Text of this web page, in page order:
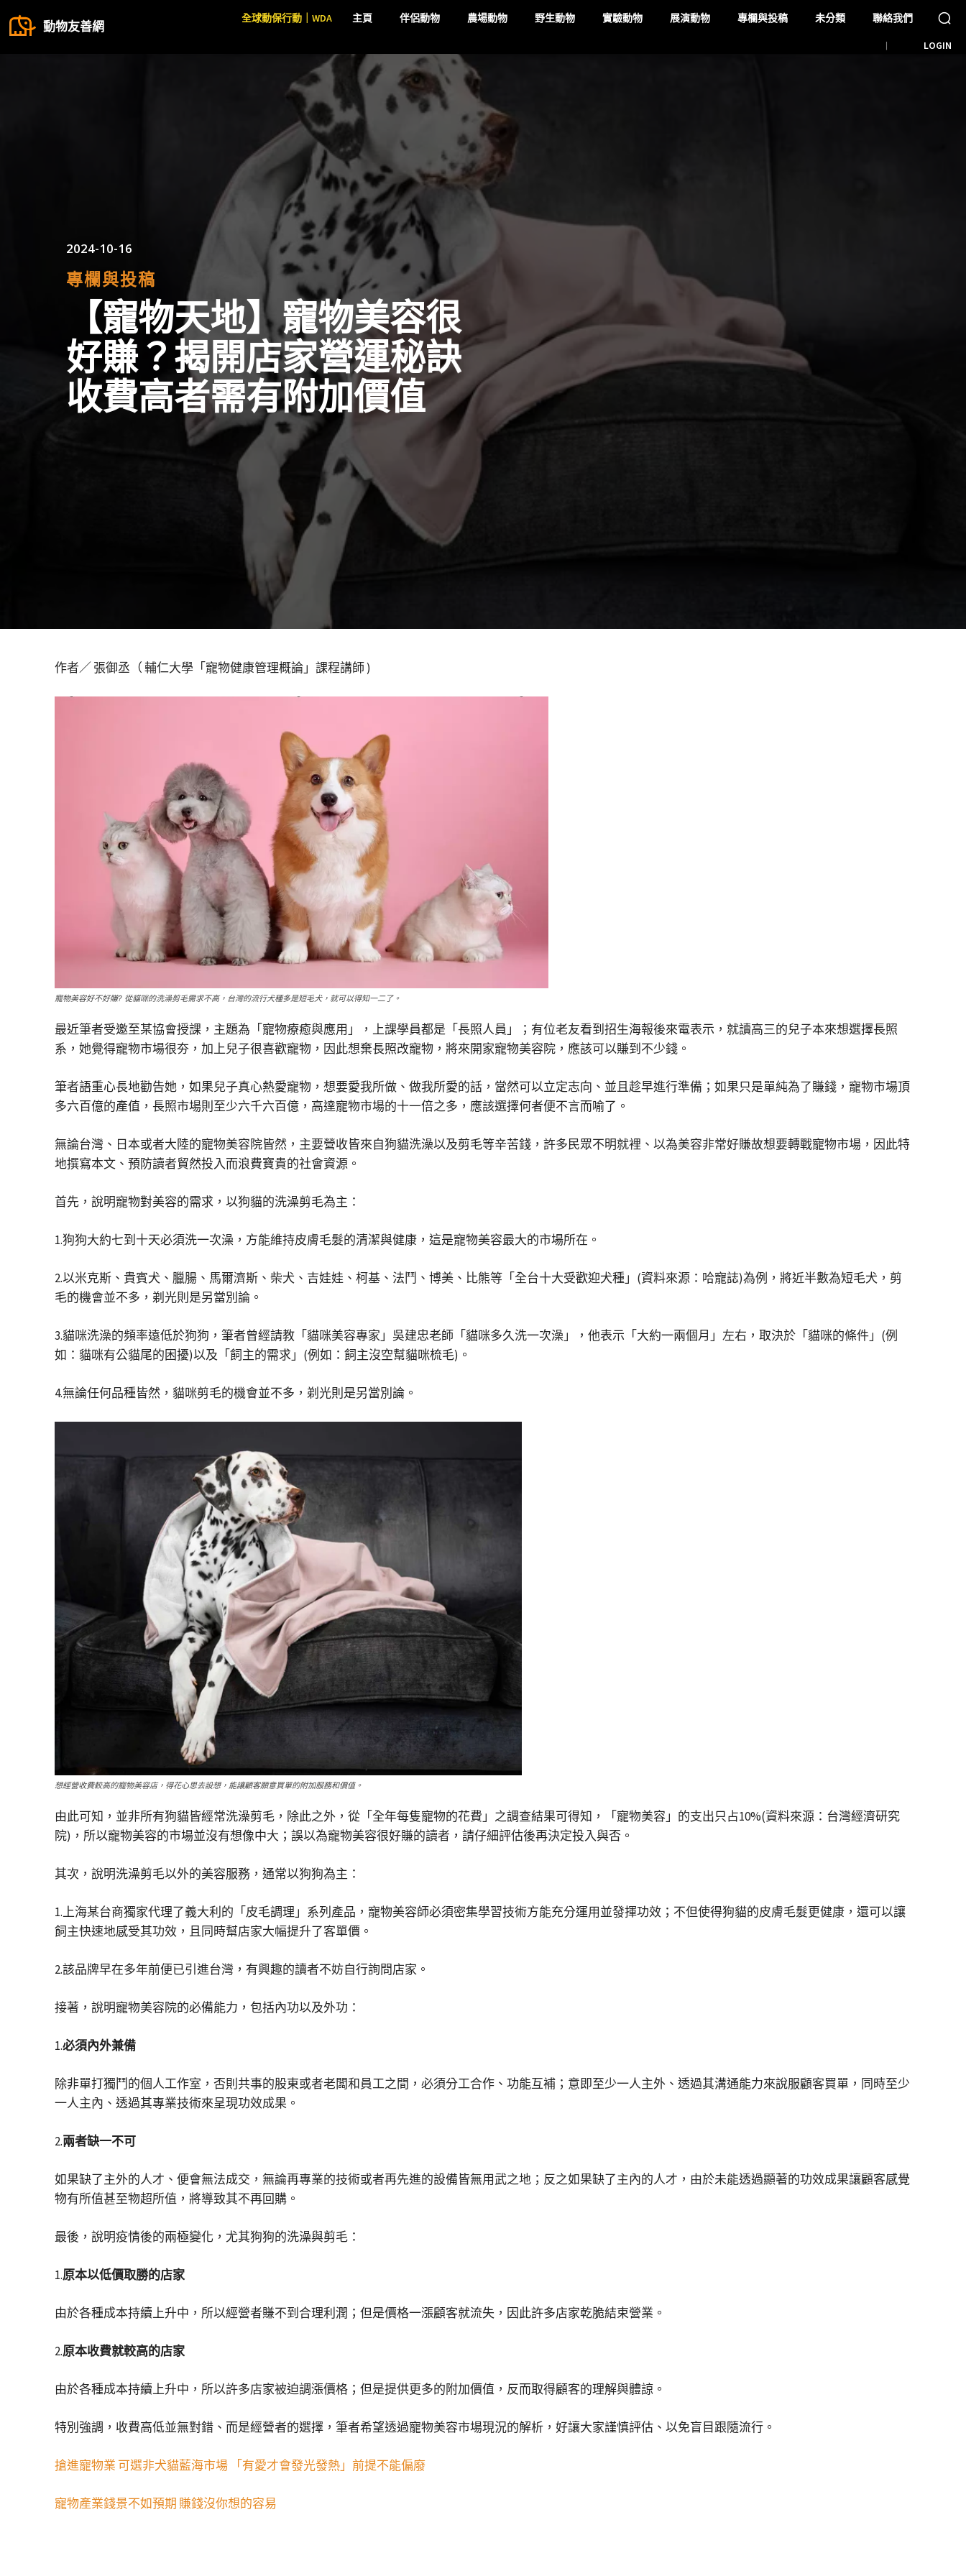
動物友善網
全球動保行動｜WDA 主頁 伴侶動物 農場動物 野生動物 實驗動物 展演動物 專欄與投稿 未分類 聯絡我們
LOGIN
2024-10-16
專欄與投稿
【寵物天地】寵物美容很
好賺？揭開店家營運秘訣
收費高者需有附加價值
作者／ 張御丞（ 輔仁大學「寵物健康管理概論」課程講師 )
寵物美容好不好賺? 從貓咪的洗澡剪毛需求不高，台灣的流行犬種多是短毛犬，就可以得知一二了。
最近筆者受邀至某協會授課，主題為「寵物療癒與應用」，上課學員都是「長照人員」；有位老友看到招生海報後來電表示，就讀高三的兒子本來想選擇長照
系，她覺得寵物市場很夯，加上兒子很喜歡寵物，因此想棄長照改寵物，將來開家寵物美容院，應該可以賺到不少錢。
筆者語重心長地勸告她，如果兒子真心熱愛寵物，想要愛我所做、做我所愛的話，當然可以立定志向、並且趁早進行準備；如果只是單純為了賺錢，寵物市場頂
多六百億的產值，長照市場則至少六千六百億，高達寵物市場的十一倍之多，應該選擇何者便不言而喻了。
無論台灣、日本或者大陸的寵物美容院皆然，主要營收皆來自狗貓洗澡以及剪毛等辛苦錢，許多民眾不明就裡、以為美容非常好賺故想要轉戰寵物市場，因此特
地撰寫本文、預防讀者貿然投入而浪費寶貴的社會資源。
首先，說明寵物對美容的需求，以狗貓的洗澡剪毛為主：
1.狗狗大約七到十天必須洗一次澡，方能維持皮膚毛髮的清潔與健康，這是寵物美容最大的市場所在。
2.以米克斯、貴賓犬、臘腸、馬爾濟斯、柴犬、吉娃娃、柯基、法鬥、博美、比熊等「全台十大受歡迎犬種」(資料來源：哈寵誌)為例，將近半數為短毛犬，剪
毛的機會並不多，剃光則是另當別論。
3.貓咪洗澡的頻率遠低於狗狗，筆者曾經請教「貓咪美容專家」吳建忠老師「貓咪多久洗一次澡」，他表示「大約一兩個月」左右，取決於「貓咪的條件」(例
如：貓咪有公貓尾的困擾)以及「飼主的需求」(例如：飼主沒空幫貓咪梳毛)。
4.無論任何品種皆然，貓咪剪毛的機會並不多，剃光則是另當別論。
想經營收費較高的寵物美容店，得花心思去設想，能讓顧客願意買單的附加服務和價值。
由此可知，並非所有狗貓皆經常洗澡剪毛，除此之外，從「全年每隻寵物的花費」之調查結果可得知，「寵物美容」的支出只占10%(資料來源：台灣經濟研究
院)，所以寵物美容的市場並沒有想像中大；誤以為寵物美容很好賺的讀者，請仔細評估後再決定投入與否。
其次，說明洗澡剪毛以外的美容服務，通常以狗狗為主：
1.上海某台商獨家代理了義大利的「皮毛調理」系列產品，寵物美容師必須密集學習技術方能充分運用並發揮功效；不但使得狗貓的皮膚毛髮更健康，還可以讓
飼主快速地感受其功效，且同時幫店家大幅提升了客單價。
2.該品牌早在多年前便已引進台灣，有興趣的讀者不妨自行詢問店家。
接著，說明寵物美容院的必備能力，包括內功以及外功：
1.必須內外兼備
除非單打獨鬥的個人工作室，否則共事的股東或者老闆和員工之間，必須分工合作、功能互補；意即至少一人主外、透過其溝通能力來說服顧客買單，同時至少
一人主內、透過其專業技術來呈現功效成果。
2.兩者缺一不可
如果缺了主外的人才、便會無法成交，無論再專業的技術或者再先進的設備皆無用武之地；反之如果缺了主內的人才，由於未能透過顯著的功效成果讓顧客感覺
物有所值甚至物超所值，將導致其不再回購。
最後，說明疫情後的兩極變化，尤其狗狗的洗澡與剪毛：
1.原本以低價取勝的店家
由於各種成本持續上升中，所以經營者賺不到合理利潤；但是價格一漲顧客就流失，因此許多店家乾脆結束營業。
2.原本收費就較高的店家
由於各種成本持續上升中，所以許多店家被迫調漲價格；但是提供更多的附加價值，反而取得顧客的理解與體諒。
特別強調，收費高低並無對錯、而是經營者的選擇，筆者希望透過寵物美容市場現況的解析，好讓大家謹慎評估、以免盲目跟隨流行。
搶進寵物業 可選非犬貓藍海市場 「有愛才會發光發熱」前提不能偏廢
寵物產業錢景不如預期 賺錢沒你想的容易